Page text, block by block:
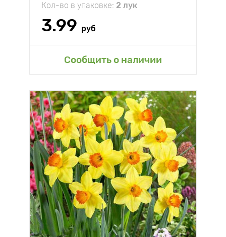
Кол-во в упаковке: 2 лук
3.99 руб
Сообщить о наличии